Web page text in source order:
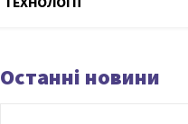
Останні новини